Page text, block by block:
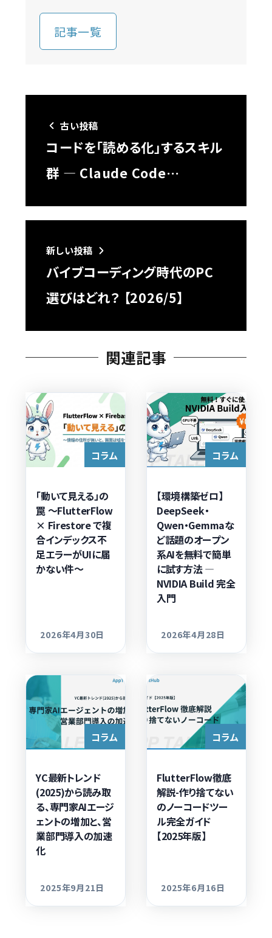
記事一覧
古い投稿
コードを「読める化」するスキル
群 — Claude Code…
新しい投稿
バイブコーディング時代のPC
選びはどれ？ 【2026/5】
関連記事
コラム
「動いて見える」の
罠 〜FlutterFlow
× Firestore で複
合インデックス不
足エラーがUIに届
かない件〜
更新日
2026年4月30日
コラム
【環境構築ゼロ】
DeepSeek・
Qwen・Gemmaな
ど話題のオープン
系AIを無料で簡単
に試す方法 —
NVIDIA Build 完全
入門
更新日
2026年4月28日
コラム
YC最新トレンド
(2025)から読み取
る、専門家AIエージ
ェントの増加と、営
業部門導入の加速
化
更新日
2025年9月21日
コラム
FlutterFlow徹底
解説-作り捨てない
のノーコードツー
ル完全ガイド
【2025年版】
更新日
2025年6月16日